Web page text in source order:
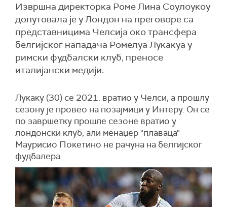
Извршна директорка Роме Лина Соулоукоу
допутовала је у Лондон на преговоре са
представницима Челсија око трансфера
белгијског нападача Ромелуа Лукакуа у
римски фудбалски клуб, преносе
италијански медији.
Лукаку (30) се 2021. вратио у Челси, а прошлу
сезону је провео на позајмици у Интеру. Он се
по завршетку прошле сезоне вратио у
лондонски клуб, али менаџер "плаваца"
Маурисио Покетино не рачуна на белгијског
фудбалера.